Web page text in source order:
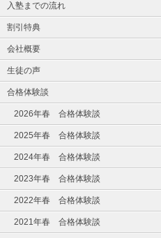
入塾までの流れ
割引特典
会社概要
生徒の声
合格体験談
2026年春 合格体験談
2025年春 合格体験談
2024年春 合格体験談
2023年春 合格体験談
2022年春 合格体験談
2021年春 合格体験談